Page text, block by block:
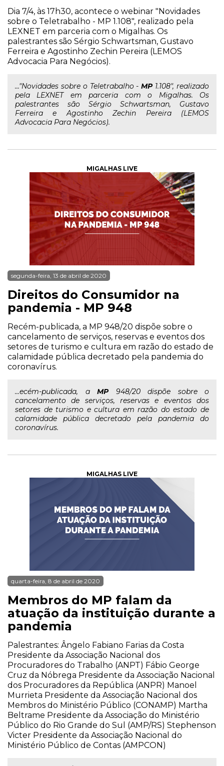
Dia 7/4, às 17h30, acontece o webinar "Novidades
sobre o Teletrabalho - MP 1.108", realizado pela
LEXNET em parceria com o Migalhas. Os
palestrantes são Sérgio Schwartsman, Gustavo
Ferreira e Agostinho Zechin Pereira (LEMOS
Advocacia Para Negócios).
..."Novidades sobre o Teletrabalho -MP 1.108", realizado
pela LEXNET em parceria com o Migalhas. Os
palestrantes são Sérgio Schwartsman, Gustavo
Ferreira e Agostinho Zechin Pereira (LEMOS
Advocacia Para Negócios).
MIGALHAS LIVE
segunda-feira, 13 de abril de 2020
Direitos do Consumidor na
pandemia - MP 948
Recém-publicada, a MP 948/20 dispõe sobre o
cancelamento de serviços, reservas e eventos dos
setores de turismo e cultura em razão do estado de
calamidade pública decretado pela pandemia do
coronavírus.
...ecém-publicada, a MP 948/20 dispõe sobre o
cancelamento de serviços, reservas e eventos dos
setores de turismo e cultura em razão do estado de
calamidade pública decretado pela pandemia do
coronavírus.
MIGALHAS LIVE
quarta-feira, 8 de abril de 2020
Membros do MP falam da
atuação da instituição durante a
pandemia
Palestrantes: Ângelo Fabiano Farias da Costa
Presidente da Associação Nacional dos
Procuradores do Trabalho (ANPT) Fábio George
Cruz da Nóbrega Presidente da Associação Nacional
dos Procuradores da República (ANPR) Manoel
Murrieta Presidente da Associação Nacional dos
Membros do Ministério Público (CONAMP) Martha
Beltrame Presidente da Associação do Ministério
Público do Rio Grande do Sul (AMP/RS) Stephenson
Victer Presidente da Associação Nacional do
Ministério Público de Contas (AMPCON)